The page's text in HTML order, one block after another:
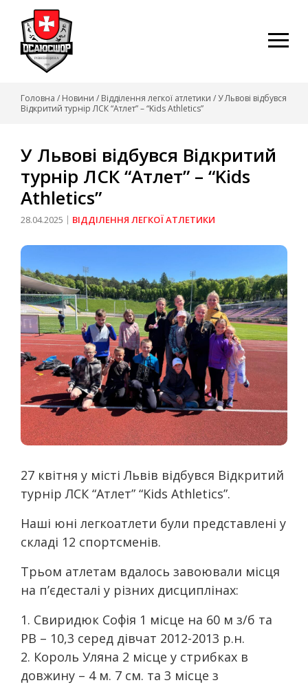
content
Головна / Новини / Відділення легкої атлетики /У Львові відбувся
Відкритий турнір ЛСК “Атлет” – “Kids Athletics”
У Львові відбувся Відкритий
турнір ЛСК “Атлет” – “Kids
Athletics”
28.04.2025 ВІДДІЛЕННЯ ЛЕГКОЇ АТЛЕТИКИ
27 квітня у місті Львів відбувся Відкритий
турнір ЛСК “Атлет” “Kids Athletics”.
Наші юні легкоатлети були представлені у
складі 12 спортсменів.
Трьом атлетам вдалось завоювали місця
на п’єдесталі у різних дисциплінах:
1. Свиридюк Софія 1 місце на 60 м з/б та
РВ – 10,3 серед дівчат 2012-2013 р.н.
2. Король Уляна 2 місце у стрибках в
довжину – 4 м. 7 см. та 3 місце з